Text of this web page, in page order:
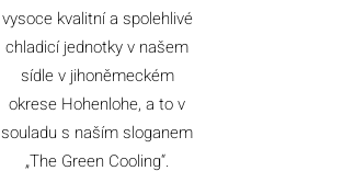
vysoce kvalitní a spolehlivé
chladicí jednotky v našem
sídle v jihoněmeckém
okrese Hohenlohe, a to v
souladu s naším sloganem
„The Green Cooling“.